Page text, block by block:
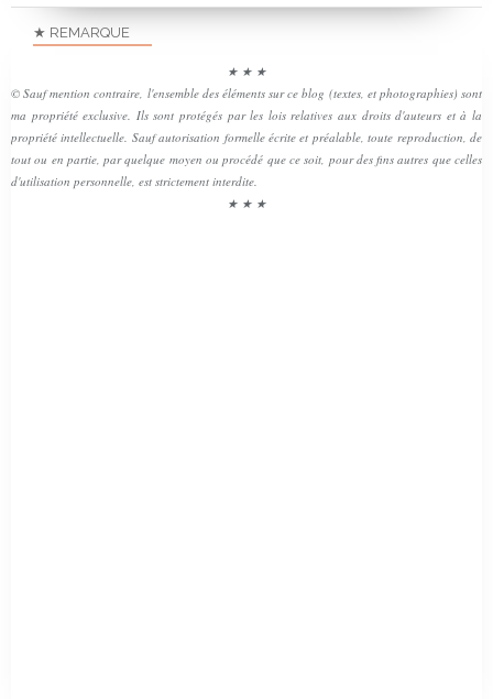
★ REMARQUE
★ ★ ★
© Sauf mention contraire, l'ensemble des éléments sur ce blog (textes, et photographies) sont
ma propriété exclusive. Ils sont protégés par les lois relatives aux droits d'auteurs et à la
propriété intellectuelle. Sauf autorisation formelle écrite et préalable, toute reproduction, de
tout ou en partie, par quelque moyen ou procédé que ce soit, pour des fins autres que celles
d'utilisation personnelle, est strictement interdite.
★ ★ ★